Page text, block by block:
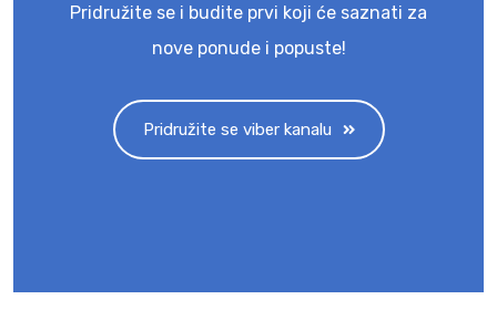
Pridružite se i budite prvi koji će saznati za
nove ponude i popuste!
Pridružite se viber kanalu